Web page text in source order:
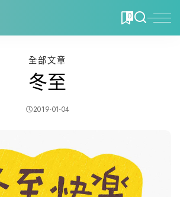
0
全部文章
冬至
2019-01-04